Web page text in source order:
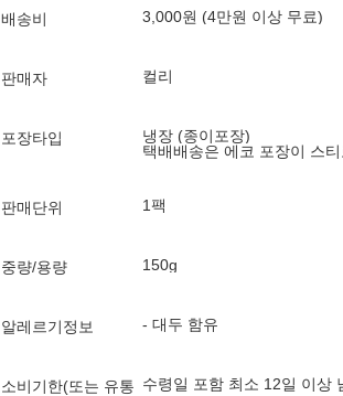
배송비 3,000원 (4만원 이상 무료)
판매자 컬리
포장타입
냉장 (종이포장)
택배배송은 에코 포장이 스
판매단위 1팩
중량/용량 150g
알레르기정보 - 대두 함유
소비기한(또는 유통 수령일 포함 최소 12일 이상